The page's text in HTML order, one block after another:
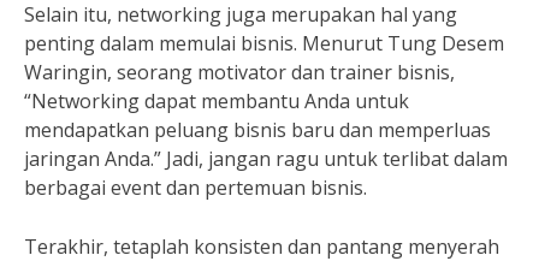
Selain itu, networking juga merupakan hal yang
penting dalam memulai bisnis. Menurut Tung Desem
Waringin, seorang motivator dan trainer bisnis,
“Networking dapat membantu Anda untuk
mendapatkan peluang bisnis baru dan memperluas
jaringan Anda.” Jadi, jangan ragu untuk terlibat dalam
berbagai event dan pertemuan bisnis.
Terakhir, tetaplah konsisten dan pantang menyerah